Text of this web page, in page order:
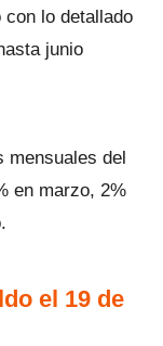
lo detallado
junio
mensuales del
en marzo, 2%
el 19 de